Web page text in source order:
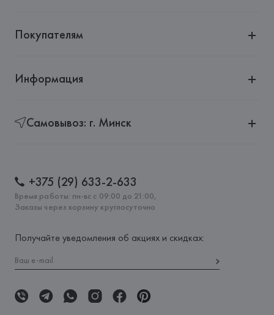
Покупателям
Информация
Самовывоз: г. Минск
+375 (29) 633-2-633
Время работы: пн-вс с 09:00 до 21:00,
Заказы через корзину круглосуточно
Получайте уведомления об акциях и скидках: